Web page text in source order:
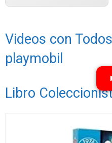
Videos con
playmobil
Libro